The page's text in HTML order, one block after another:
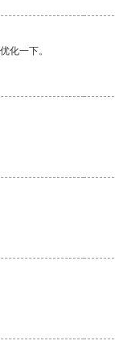
化一下。